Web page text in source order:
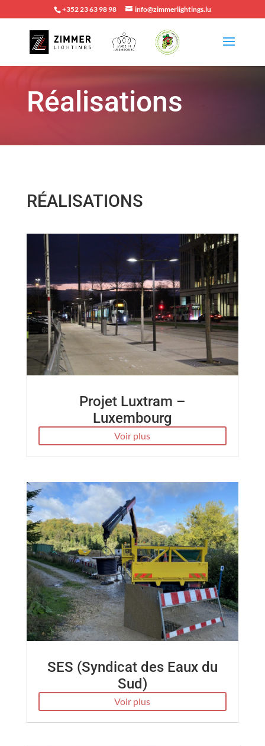
+352 23 63 98 98 info@zimmerlightings.lu
Réalisations
RÉALISATIONS
Projet Luxtram –
Luxembourg
Voir plus
SES (Syndicat des Eaux du
Sud)
Voir plus